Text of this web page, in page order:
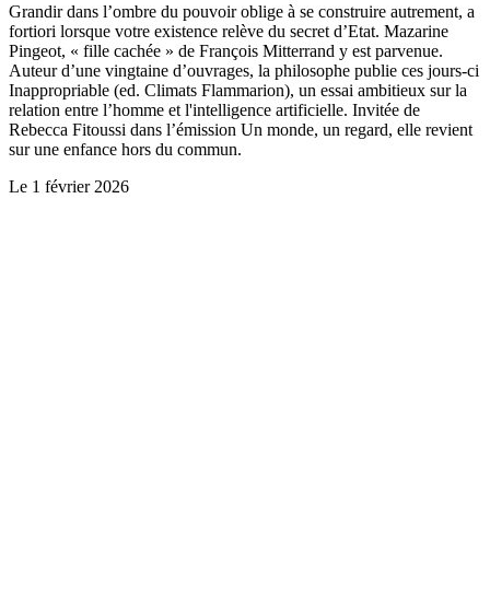
Grandir dans l’ombre du pouvoir oblige à se construire autrement, a
fortiori lorsque votre existence relève du secret d’Etat. Mazarine
Pingeot, « fille cachée » de François Mitterrand y est parvenue.
Auteur d’une vingtaine d’ouvrages, la philosophe publie ces jours-ci
Inappropriable (ed. Climats Flammarion), un essai ambitieux sur la
relation entre l’homme et l'intelligence artificielle. Invitée de
Rebecca Fitoussi dans l’émission Un monde, un regard, elle revient
sur une enfance hors du commun.
Le 1 février 2026